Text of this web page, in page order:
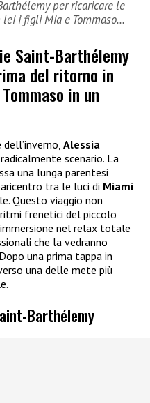
per ricaricare le
i figli Mia e Tommaso…
Saint-Barthélemy
del ritorno in
in un
Alessia
scenario. La
una lunga parentesi
tra le luci di Miami
Questo viaggio non
frenetici del piccolo
nel relax totale
che la vedranno
una prima tappa in
una delle mete più
Barthélemy